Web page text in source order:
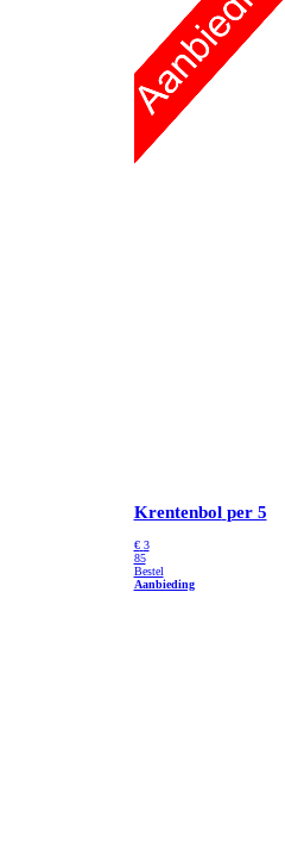
Krentenbol per 5
€ 3
85
Bestel
Aanbieding